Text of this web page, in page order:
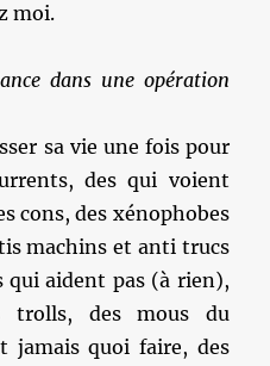
moi.
dans une opération
sa vie une fois pour
des qui voient
cons, des xénophobes
machins et anti trucs
qui aident pas (à rien),
trolls, des mous du
jamais quoi faire, des